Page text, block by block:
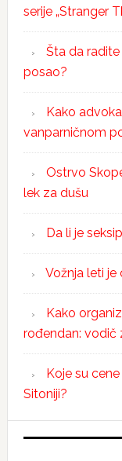
serije „Stranger
Šta da
posao?
Kako
vanparničnom
Ostrvo
lek za dušu
Da li je
Vožnja leti je
Kako
rođendan: vodič
Koje su
Sitoniji?